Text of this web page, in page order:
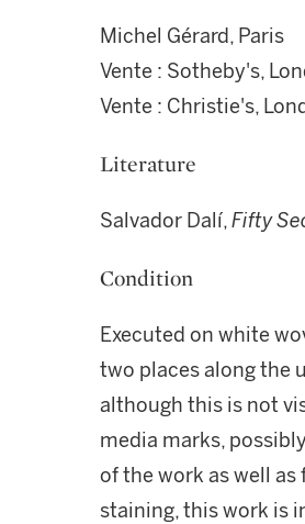
Michel Gérard, Paris
Vente : Sotheby's,
Vente : Christie's,
Literature
Salvador Dalí,Fifty
Condition
Executed on white
two places along the
although this is not
media marks,
of the work as well
staining, this work is